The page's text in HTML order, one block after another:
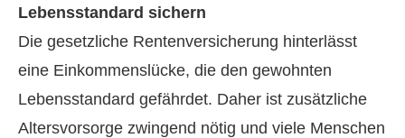
Lebensstandard sichern
Die gesetzliche Rentenversicherung hinterlässt
eine Einkommenslücke, die den gewohnten
Lebensstandard gefährdet. Daher ist zusätzliche
Alters­vorsorge zwingend nötig und viele Menschen